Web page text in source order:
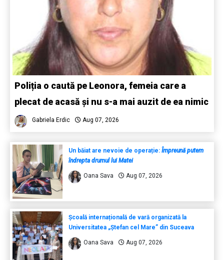
Poliția o caută pe Leonora, femeia care a
plecat de acasă și nu s-a mai auzit de ea nimic
Gabriela Erdic Aug 07, 2026
Un băiat are nevoie de operație: Împreună putem
îndrepta drumul lui Matei
Oana Sava Aug 07, 2026
Școală internațională de vară organizată la
Universitatea „Ștefan cel Mare” din Suceava
Oana Sava Aug 07, 2026